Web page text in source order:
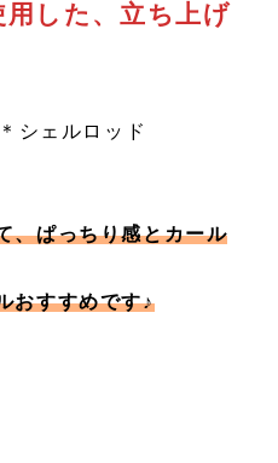
した、立ち上げ
、ぱっちり感とカール
おすすめです♪